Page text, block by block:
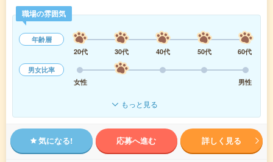
職場の雰囲気
年齢層
20代
30代 40代 50代
60代
男女比率
女性
男性
もっと見る
気になる! 応募へ進む 詳しく見る